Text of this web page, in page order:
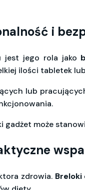
i
jest jego rola jako
ilości tabletek
lub
może
zdrowia.